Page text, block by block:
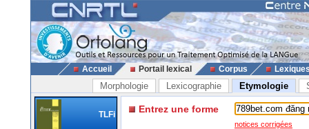
Accueil Portail lexical Corpus
Morphologie Lexicographie Etymologie
TLFi Entrez une forme
notices corrigées